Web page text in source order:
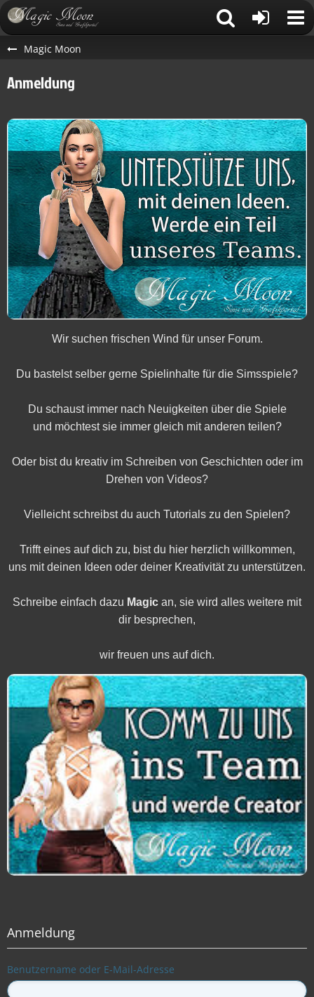
Magic Moon
Anmeldung
Wir suchen frischen Wind für unser Forum.
Du bastelst selber gerne Spielinhalte für die Simsspiele?
Du schaust immer nach Neuigkeiten über die Spiele
und möchtest sie immer gleich mit anderen teilen?
Oder bist du kreativ im Schreiben von Geschichten oder im
Drehen von Videos?
Vielleicht schreibst du auch Tutorials zu den Spielen?
Trifft eines auf dich zu, bist du hier herzlich willkommen,
uns mit deinen Ideen oder deiner Kreativität zu unterstützen.
Schreibe einfach dazu Magic an, sie wird alles weitere mit
dir besprechen,
wir freuen uns auf dich.
Anmeldung
Benutzername oder E-Mail-Adresse